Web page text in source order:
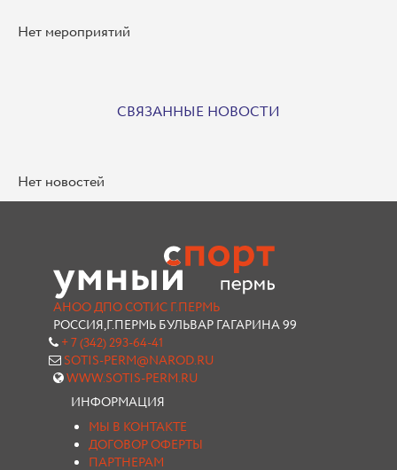
Нет мероприятий
СВЯЗАННЫЕ НОВОСТИ
Нет новостей
АНОО ДПО СОТИС Г.ПЕРМЬ
РОССИЯ,Г.ПЕРМЬ БУЛЬВАР ГАГАРИНА 99
+ 7 (342) 293-64-41
SOTIS-PERM@NAROD.RU
WWW.SOTIS-PERM.RU
ИНФОРМАЦИЯ
МЫ В КОНТАКТЕ
ДОГОВОР ОФЕРТЫ
ПАРТНЕРАМ